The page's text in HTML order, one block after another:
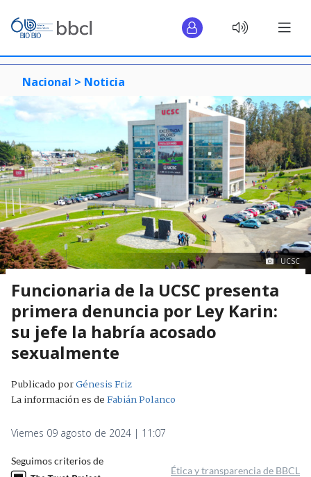
Nacional > Noticia
UCSC
Funcionaria de la UCSC presenta
primera denuncia por Ley Karin:
su jefe la habría acosado
sexualmente
Publicado porGénesis Friz
La información es deFabián Polanco
Viernes 09 agosto de 2024 | 11:07
Seguimos criterios de
Ética y transparencia de BBCL